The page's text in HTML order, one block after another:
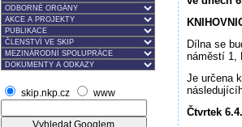
skip.nkp.cz www
Dílna se
náměstí 1,
Je určena
Čtvrtek